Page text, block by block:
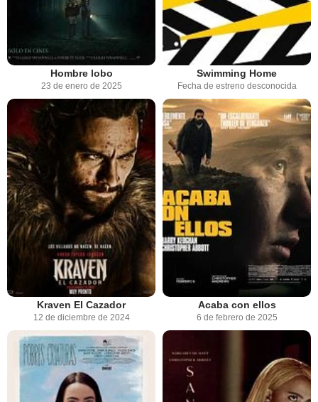
Hombre lobo
23 de enero de 2025
Swimming Home
Fecha de estreno desconocida
Kraven El Cazador
12 de diciembre de 2024
Acaba con ellos
6 de febrero de 2025